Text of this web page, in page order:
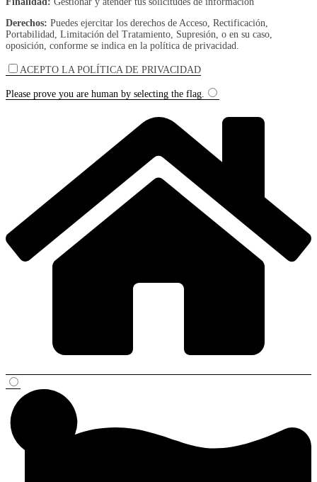
Derechos: Puedes ejercitar los derechos de Acceso, Rectificación,
Portabilidad, Limitación del Tratamiento, Supresión, o en su caso,
oposición, conforme se indica en la política de privacidad.
ACEPTO LA POLÍTICA DE PRIVACIDAD
Please prove you are human by selecting the flag